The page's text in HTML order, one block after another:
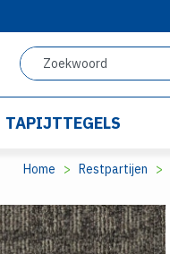
TAPIJTTEGELS
Home Restpartijen